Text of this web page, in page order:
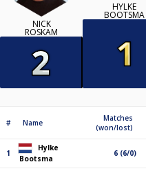
NICK
ROSKAM
HYLKE
BOOTSMA
# Name
Matches
(won/lost)
1
Hylke
Bootsma
6 (6/0)